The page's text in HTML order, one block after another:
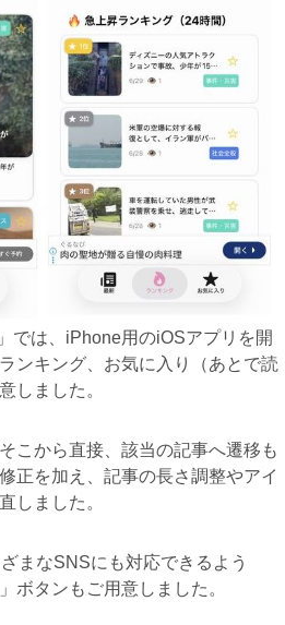
では、iPhone用のiOSアプリを開
ンキング、お気に入り（あとで読
しました。
こから直接、該当の記事へ遷移も
正を加え、記事の長さ調整やアイ
しました。
まなSNSにも対応できるよう
ボタンもご用意しました。